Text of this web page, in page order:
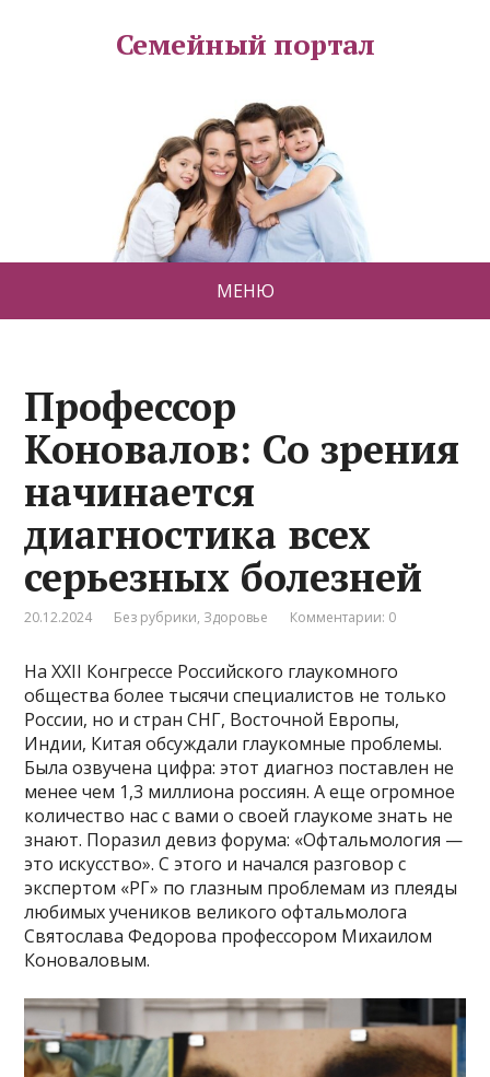
Семейный портал
МЕНЮ
Профессор
Коновалов: Со зрения
начинается
диагностика всех
серьезных болезней
20.12.2024 Без рубрики, Здоровье Комментарии: 0
На XXII Конгрессе Российского глаукомного
общества более тысячи специалистов не только
России, но и стран СНГ, Восточной Европы,
Индии, Китая обсуждали глаукомные проблемы.
Была озвучена цифра: этот диагноз поставлен не
менее чем 1,3 миллиона россиян. А еще огромное
количество нас с вами о своей глаукоме знать не
знают. Поразил девиз форума: «Офтальмология —
это искусство». С этого и начался разговор с
экспертом «РГ» по глазным проблемам из плеяды
любимых учеников великого офтальмолога
Святослава Федорова профессором Михаилом
Коноваловым.